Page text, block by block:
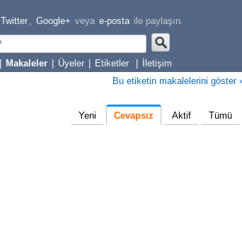
Twitter , Google+ veya e-posta ile paylaşın.
Makaleler Üyeler Etiketler İletişim
Bu etiketin makalelerini göster
Yeni Cevapsız Aktif Tümü